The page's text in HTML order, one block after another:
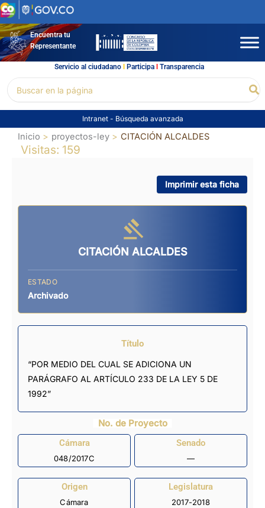
Ir
al
contenidoEncuentra tu
Representante
Servicio al ciudadano l Participal Transparencia
por:
Intranet - Búsqueda avanzada
Inicio proyectos-ley CITACIÓN ALCALDES
Visitas: 159
Imprimir esta ficha
CITACIÓN ALCALDES
ESTADO
Archivado
Título
“POR MEDIO DEL CUAL SE ADICIONA UN
PARÁGRAFO AL ARTÍCULO 233 DE LA LEY 5 DE
1992”
No. de Proyecto
Cámara
048/2017C
Senado
—
Origen
Cámara
Legislatura
2017-2018